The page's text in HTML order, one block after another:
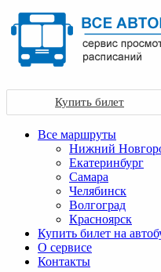
Купить билет
Все маршруты
Нижний
Екатеринбург
Самара
Челябинск
Волгоград
Красноярск
Купить билет на
О сервисе
Контакты